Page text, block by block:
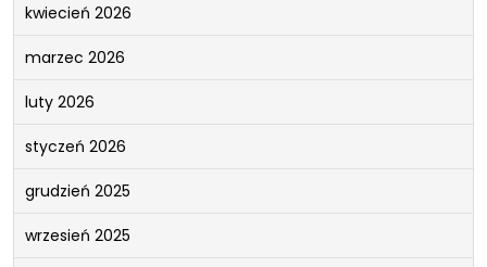
kwiecień 2026
marzec 2026
luty 2026
styczeń 2026
grudzień 2025
wrzesień 2025